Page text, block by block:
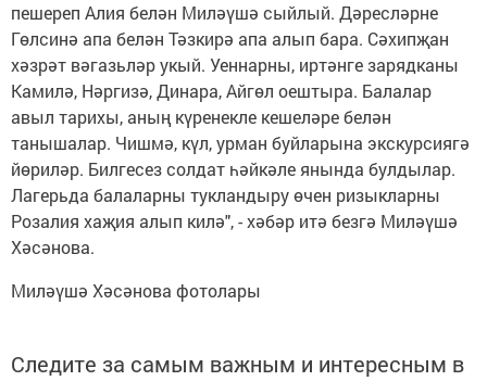
пешереп Алия белән Миләүшә сыйлый. Дәресләрне
Гөлсинә апа белән Тәзкирә апа алып бара. Сәхипҗан
хәзрәт вәгазьләр укый. Уеннарны, иртәнге зарядканы
Камилә, Нәргизә, Динара, Айгөл оештыра. Балалар
авыл тарихы, аның күренекле кешеләре белән
танышалар. Чишмә, күл, урман буйларына экскурсиягә
йөриләр. Билгесез солдат һәйкәле янында булдылар.
Лагерьда балаларны тукландыру өчен ризыкларны
Розалия хаҗия алып килә", - хәбәр итә безгә Миләүшә
Хәсәнова.
Миләүшә Хәсәнова фотолары
Следите за самым важным и интересным в